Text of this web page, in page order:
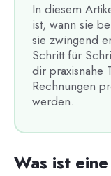
In diesem
ist, wann sie
sie zwingend
Schritt für
dir praxisnahe
Rechnungen
werden.
Was ist